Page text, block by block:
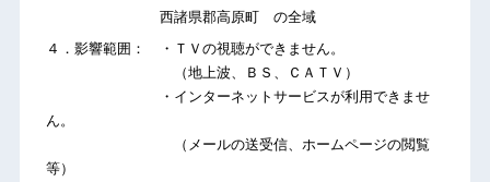
西諸県郡高原町 の全域
４．影響範囲： ・ＴＶの視聴ができません。
（地上波、ＢＳ、ＣＡＴＶ）
・インターネットサービスが利用できませ
ん。
（メールの送受信、ホームページの閲覧
等）